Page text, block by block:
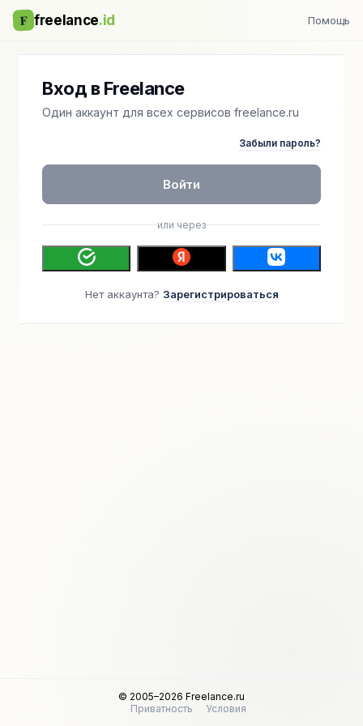
F freelance.id Помощь
Вход в Freelance
Один аккаунт для всех сервисов freelance.ru
Забыли пароль?
Войти
или через
Нет аккаунта? Зарегистрироваться
© 2005–2026 Freelance.ru
Приватность
Условия